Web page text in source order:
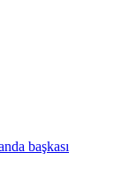
başkası